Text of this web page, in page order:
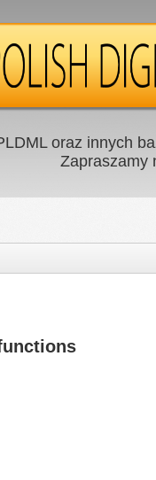
oraz innych
Zapraszamy